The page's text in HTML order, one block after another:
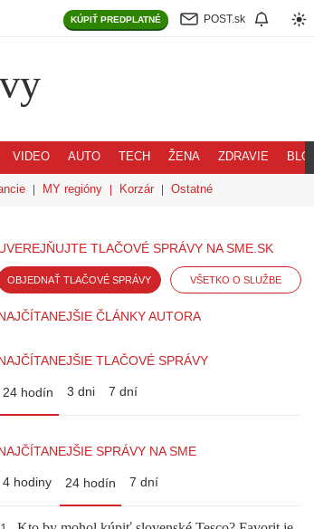
KÚPIŤ PREDPLATNÉ POST.sk
VIDEO AUTO TECH ŽENA ZDRAVIE BLOG
MY regióny Korzár Ostatné
TLAČOVÉ SPRÁVY NA SME.SK
OBJEDNAŤ TLAČOVÉ SPRÁVY VŠETKO O SLUŽBE
ČLÁNKY AUTORA
TLAČOVÉ SPRÁVY
24 hodín 3 dni 7 dní
SPRÁVY NA SME
4 hodiny 24 hodín 7 dní